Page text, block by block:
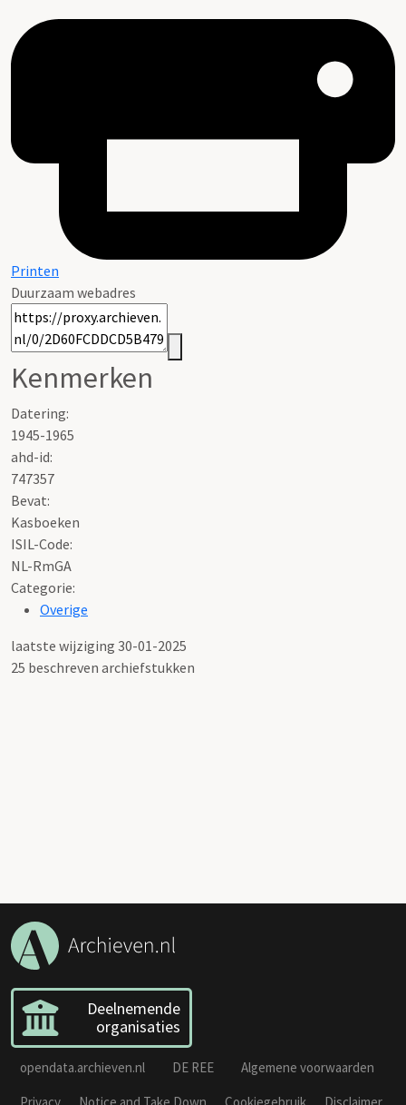
Printen
Duurzaam webadres
Kenmerken
Datering:
1945-1965
ahd-id:
747357
Bevat:
Kasboeken
ISIL-Code:
NL-RmGA
Categorie:
Overige
laatste wijziging 30-01-2025
25 beschreven archiefstukken
Deelnemende
organisaties
opendata.archieven.nl DE REE
Algemene voorwaarden